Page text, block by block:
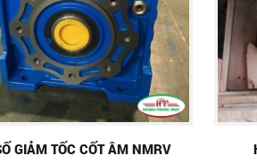
GIẢM TỐC CỐT ÂM NMRV